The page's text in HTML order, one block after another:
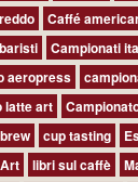
Caffé
Campionati
aeropress
latte art
cup tasting
libri sul caffè